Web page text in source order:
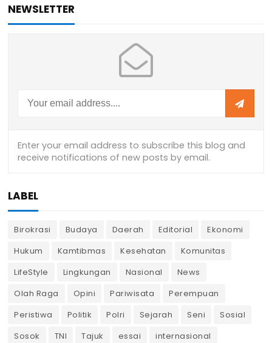
NEWSLETTER
LABEL
Birokrasi Budaya Daerah Editorial
Ekonomi
Hukum
Kamtibmas Kesehatan
Komunitas
LifeStyle
Lingkungan Nasional
News
Olah Raga
Opini Pariwisata
Perempuan
Peristiwa
Politik Polri Sejarah Seni
Sosial
Sosok
TNI Tajuk essai
internasional